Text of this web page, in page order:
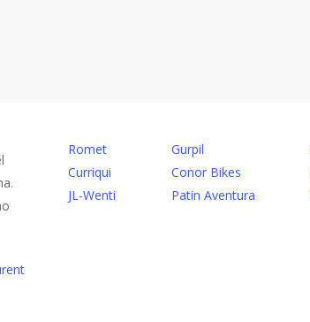
Romet
Curriqui
JL-Wenti
Gurpil
Conor Bikes
Patin Aventura